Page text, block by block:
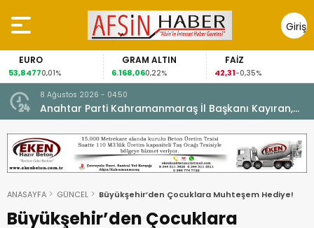
Giriş
Yap
EURO
53,84770,01%
GRAM ALTIN
6.168,060,22%
FAİZ
42,31-0,35%
8 Ağustos 2026 - 04:50
Anahtar Parti Kahramanmaraş İl Başkanı Kayıran,
Afşin Teşkilatı ile buluştu.
ANASAYFA GÜNCEL Büyükşehir’den Çocuklara Muhteşem Hediye!
Büyükşehir’den Çocuklara